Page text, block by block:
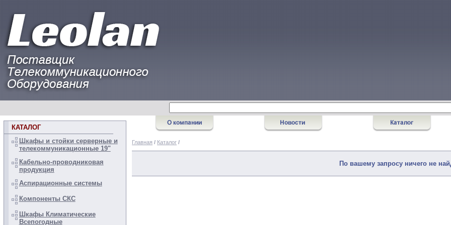
КАТАЛОГ
Шкафы и стойки серверные и
телекоммуникационные 19"
Кабельно-проводниковая
продукция
Аспирационные системы
Компоненты СКС
Шкафы Климатические
Всепогодные
Главная / Каталог /
По вашему запросу ничего не